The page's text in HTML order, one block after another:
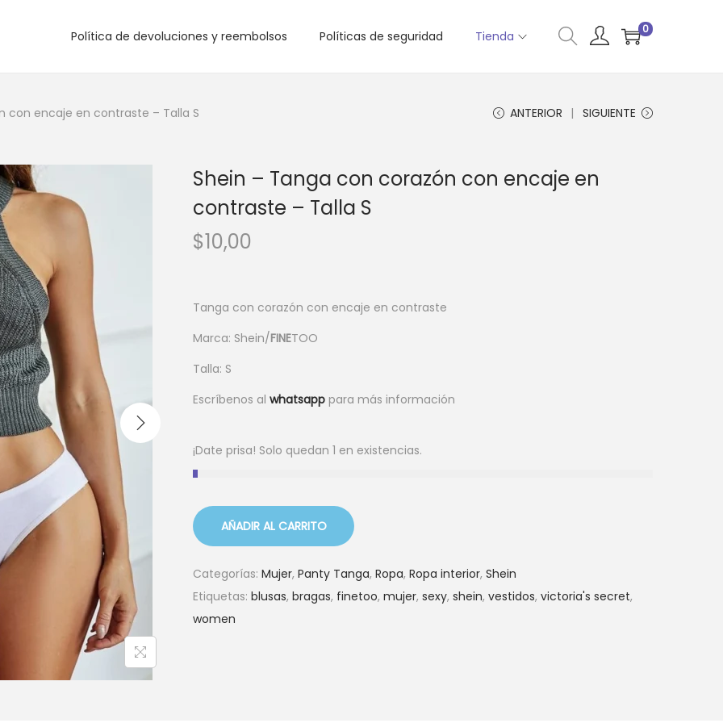
Política de devoluciones y reembolsos Políticas de seguridad Tienda 0
con encaje en contraste – Talla S ANTERIOR SIGUIENTE
Shein – Tanga con corazón con encaje en
contraste – Talla S
$10,00
Tanga con corazón con encaje en contraste
Marca: Shein/FINETOO
Talla: S
Escríbenos al whatsapp para más información
¡Date prisa! Solo quedan 1 en existencias.
AÑADIR AL CARRITO
Categorías: Mujer, Panty Tanga, Ropa, Ropa interior, Shein
Etiquetas: blusas, bragas, finetoo, mujer, sexy, shein, vestidos, victoria's secret,
women